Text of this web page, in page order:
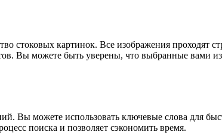
стоковых картинок. Все изображения проходят
Вы можете быть уверены, что выбранные вами
Вы можете использовать ключевые слова для
поиска и позволяет сэкономить время.